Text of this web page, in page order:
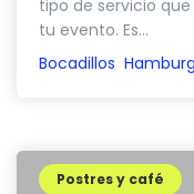
tipo de servicio
tu evento. Es...
Bocadillos
Postres y café